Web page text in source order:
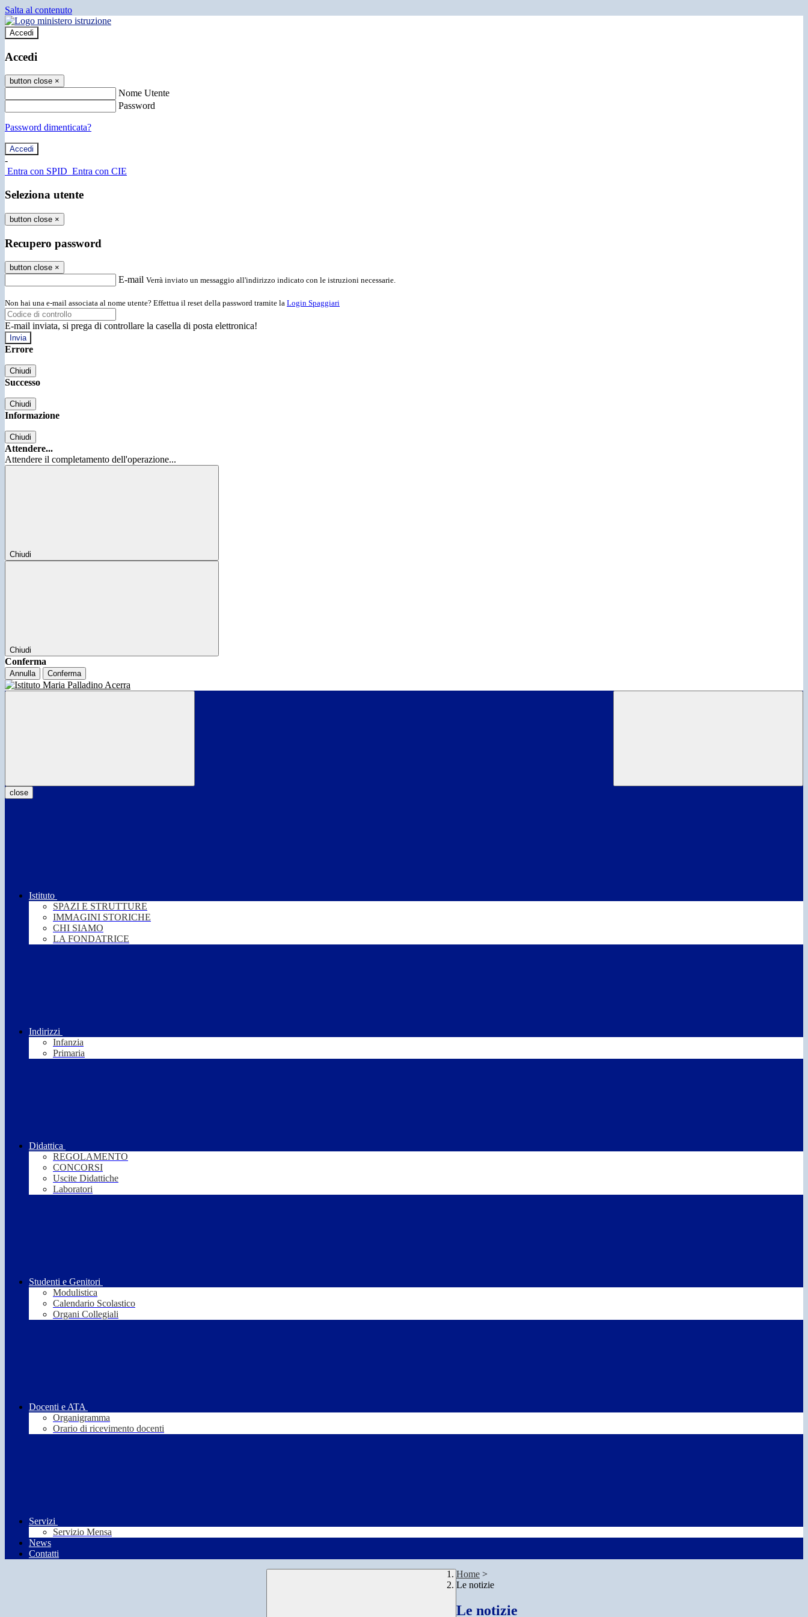
Salta al contenuto
Accedi
Accedi
button close ×
Nome Utente
Password
Password dimenticata?
-
Entra con SPID Entra con CIE
Seleziona utente
button close ×
Recupero password
button close ×
E-mail Verrà inviato un messaggio all'indirizzo indicato con le istruzioni necessarie.
Non hai una e-mail associata al nome utente? Effettua il reset della password tramite la Login Spaggiari
E-mail inviata, si prega di controllare la casella di posta elettronica!
Errore
Chiudi
Successo
Chiudi
Informazione
Chiudi
Attendere...
Attendere il completamento dell'operazione...
Chiudi
Chiudi
Conferma
Annulla Conferma
close
Istituto
SPAZI E STRUTTURE
IMMAGINI STORICHE
CHI SIAMO
LA FONDATRICE
Indirizzi
Infanzia
Primaria
Didattica
REGOLAMENTO
CONCORSI
Uscite Didattiche
Laboratori
Studenti e Genitori
Modulistica
Calendario Scolastico
Organi Collegiali
Docenti e ATA
Organigramma
Orario di ricevimento docenti
Servizi
Servizio Mensa
News
Contatti
Home >
Le notizie
Le notizie